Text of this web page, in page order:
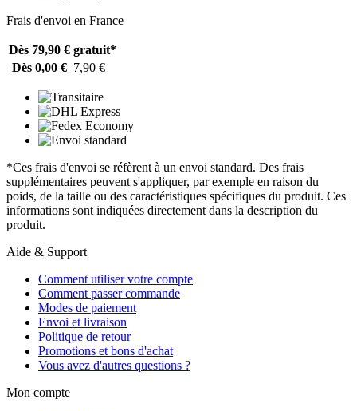
Frais d'envoi en France
Dès 79,90 € gratuit*
Dès 0,00 € 7,90 €
*Ces frais d'envoi se réfèrent à un envoi standard. Des frais
supplémentaires peuvent s'appliquer, par exemple en raison du
poids, de la taille ou des caractéristiques spécifiques du produit. Ces
informations sont indiquées directement dans la description du
produit.
Aide & Support
Comment utiliser votre compte
Comment passer commande
Modes de paiement
Envoi et livraison
Politique de retour
Promotions et bons d'achat
Vous avez d'autres questions ?
Mon compte